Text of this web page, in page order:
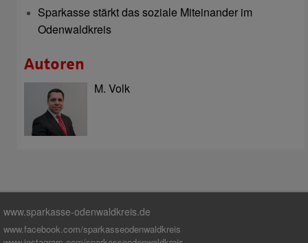
Sparkasse stärkt das soziale Miteinander im
Odenwaldkreis
Autoren
M. Volk
www.sparkasse-odenwaldkreis.de
www.facebook.com/sparkasseodenwaldkreis